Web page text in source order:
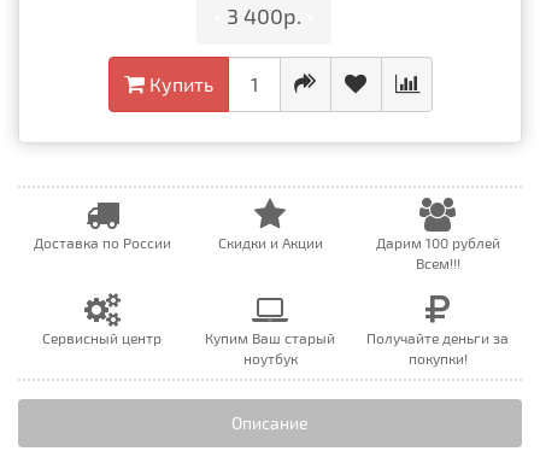
3 400р.
Купить
Доставка по России Скидки и Акции
Дарим 100 рублей
Всем!!!
Сервисный центр
Купим Ваш старый
ноутбук
Получайте деньги за
покупки!
Описание